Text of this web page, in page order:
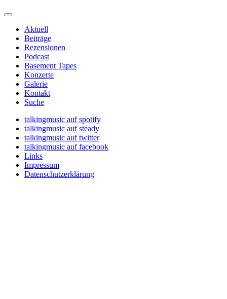
Aktuell
Beiträge
Rezensionen
Podcast
Basement Tapes
Konzerte
Galerie
Kontakt
Suche
talkingmusic auf spotify
talkingmusic auf steady
talkingmusic auf twitter
talkingmusic auf facebook
Links
Impressum
Datenschutzerklärung